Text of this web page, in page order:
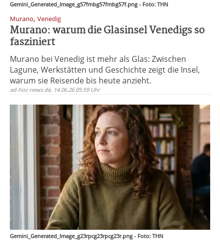
Gemini_Generated_Image_g57fmbg57fmbg57f.png - Foto: THN
Murano, Venedig
Murano: warum die Glasinsel Venedigs so
fasziniert
Murano bei Venedig ist mehr als Glas: Zwischen
Lagune, Werkstätten und Geschichte zeigt die Insel,
warum sie Reisende bis heute anzieht.
ad-hoc-news.de, 14.06.26 05:59 Uhr
Gemini_Generated_Image_g23rpcg23rpcg23r.png - Foto: THN